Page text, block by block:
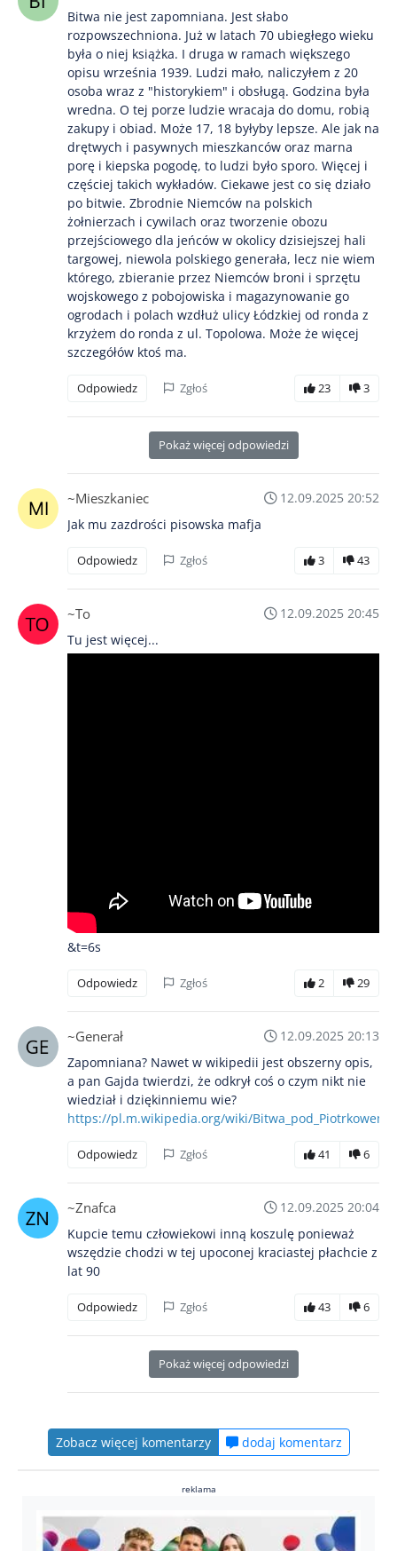
Bitwa nie jest zapomniana. Jest słabo
rozpowszechniona. Już w latach 70 ubiegłego wieku
była o niej książka. I druga w ramach większego
opisu września 1939. Ludzi mało, naliczyłem z 20
osoba wraz z "historykiem" i obsługą. Godzina była
wredna. O tej porze ludzie wracaja do domu, robią
zakupy i obiad. Może 17, 18 byłyby lepsze. Ale jak na
drętwych i pasywnych mieszkanców oraz marna
porę i kiepska pogodę, to ludzi było sporo. Więcej i
częściej takich wykładów. Ciekawe jest co się działo
po bitwie. Zbrodnie Niemców na polskich
żołnierzach i cywilach oraz tworzenie obozu
przejściowego dla jeńców w okolicy dzisiejszej hali
targowej, niewola polskiego generała, lecz nie wiem
którego, zbieranie przez Niemców broni i sprzętu
wojskowego z pobojowiska i magazynowanie go
ogrodach i polach wzdłuż ulicy Łódzkiej od ronda z
krzyżem do ronda z ul. Topolowa. Może że więcej
szczegółów ktoś ma.
Odpowiedz Zgłoś 23 3
Pokaż więcej odpowiedzi
~Mieszkaniec
12.09.2025 20:52
Jak mu zazdrości pisowska mafja
Odpowiedz Zgłoś 3 43
~To
12.09.2025 20:45
Tu jest więcej...
&t=6s
Odpowiedz Zgłoś 2 29
~Generał
12.09.2025 20:13
Zapomniana? Nawet w wikipedii jest obszerny opis,
a pan Gajda twierdzi, że odkrył coś o czym nikt nie
wiedział i dziękinniemu wie?
https://pl.m.wikipedia.org/wiki/
Odpowiedz Zgłoś 41 6
~Znafca
12.09.2025 20:04
Kupcie temu człowiekowi inną koszulę ponieważ
wszędzie chodzi w tej upoconej kraciastej płachcie z
lat 90
Odpowiedz Zgłoś 43 6
Pokaż więcej odpowiedzi
Zobacz więcej komentarzy dodaj komentarz
reklama